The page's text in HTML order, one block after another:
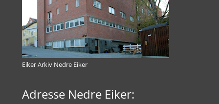
Eiker Arkiv Nedre Eiker
Adresse Nedre Eiker: